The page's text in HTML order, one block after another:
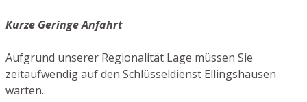
Kurze Geringe Anfahrt
Aufgrund unserer Regionalität Lage müssen Sie
zeitaufwendig auf den Schlüsseldienst Ellingshausen
warten.